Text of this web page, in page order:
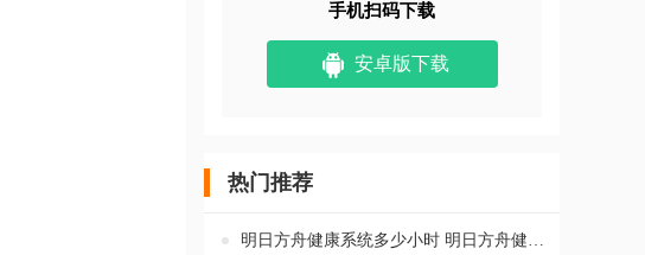
手机扫码下载
安卓版下载
热门推荐
明日方舟健康系统多少小时 明日方舟健康系统怎么解除